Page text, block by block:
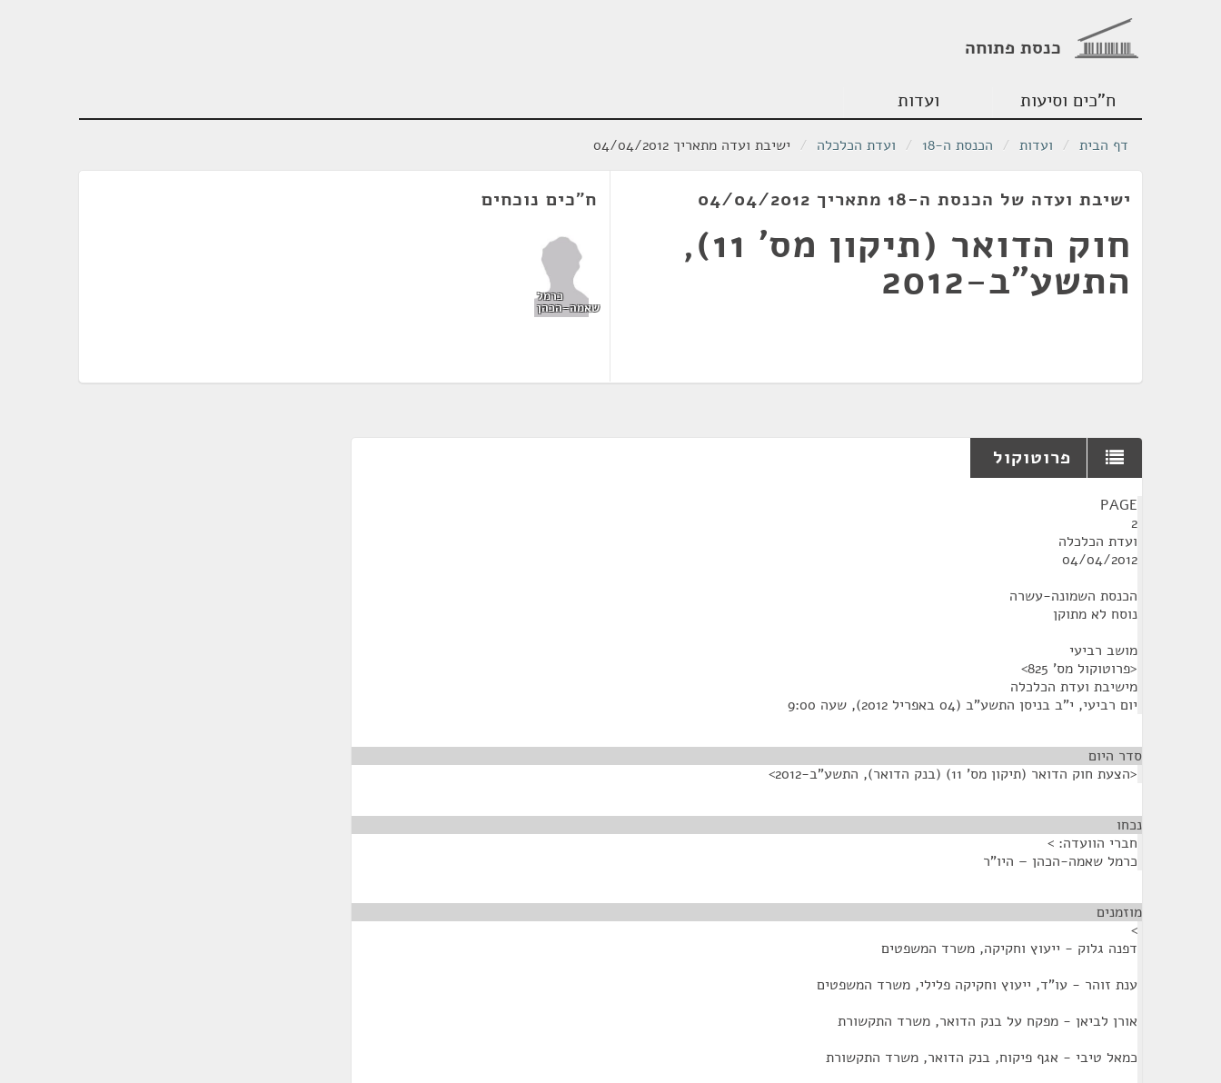
כנסת פתוחה
ח"כים וסיעות ועדות
דף הבית / ועדות / הכנסת ה-18 / ועדת הכלכלה / ישיבת ועדה מתאריך 04/04/2012
ישיבת ועדה של הכנסת ה-18 מתאריך 04/04/2012
חוק הדואר (תיקון מס' 11),
התשע"ב-2012
ח"כים נוכחים
כרמל
שאמה-הכהן
פרוטוקול
PAGE
2
ועדת הכלכלה
04/04/2012
הכנסת השמונה-עשרה
נוסח לא מתוקן
מושב רביעי
<פרוטוקול מס' 825>
מישיבת ועדת הכלכלה
יום רביעי, י"ב בניסן התשע"ב (04 באפריל 2012), שעה 9:00
סדר היום
<הצעת חוק הדואר (תיקון מס' 11) (בנק הדואר), התשע"ב-2012>
נכחו
חברי הוועדה: >
כרמל שאמה-הכהן – היו"ר
מוזמנים
>
דפנה גלוק - ייעוץ וחקיקה, משרד המשפטים
ענת זוהר - עו"ד, ייעוץ וחקיקה פלילי, משרד המשפטים
אורן לביאן - מפקח על בנק הדואר, משרד התקשורת
כמאל טיבי - אגף פיקוח, בנק הדואר, משרד התקשורת